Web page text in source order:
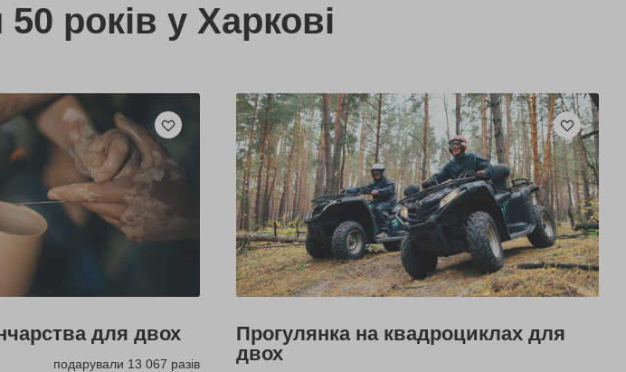
років у Харкові
для двох
подарували 13 067 разів
Прогулянка на квадроциклах для
двох